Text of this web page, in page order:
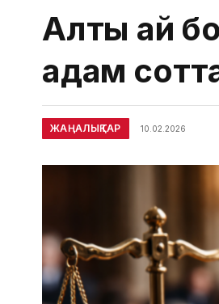
Алты ай
адам
ЖАҢАЛЫҚТАР 10.02.2026